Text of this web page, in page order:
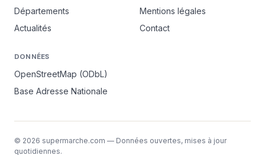
Départements
Actualités
Mentions légales
Contact
DONNÉES
OpenStreetMap (ODbL)
Base Adresse Nationale
© 2026 supermarche.com — Données ouvertes, mises à jour
quotidiennes.